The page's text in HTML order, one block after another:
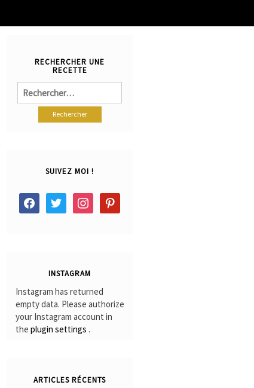
RECHERCHER UNE
RECETTE
Rechercher :
SUIVEZ MOI !
facebook twitter instagram pinterest
INSTAGRAM
Instagram has returned
empty data. Please authorize
your Instagram account in
the plugin settings .
ARTICLES RÉCENTS